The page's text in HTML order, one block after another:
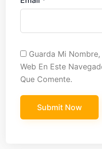
Guarda Mi
Web En Este
Que Comente.